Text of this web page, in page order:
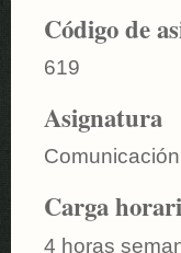
Código de
619
Asignatura
Carga
4 horas